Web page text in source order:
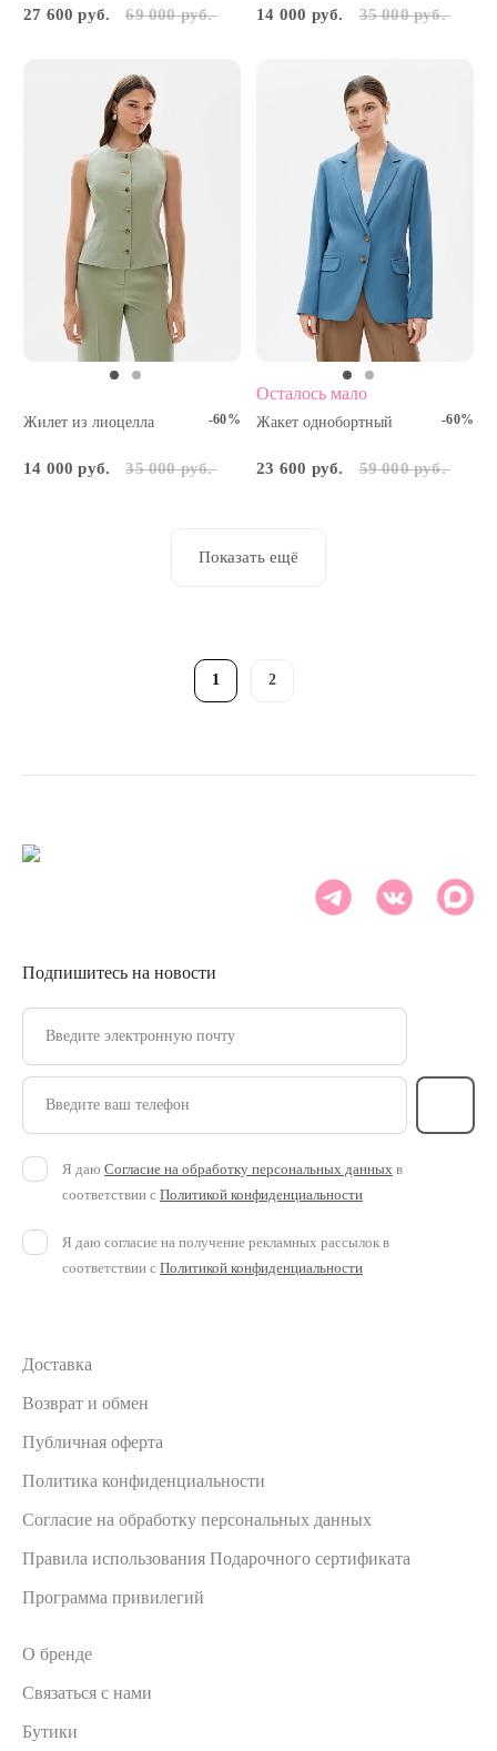
27 600 руб. 69 000 руб. 14 000 руб. 35 000 руб.
Жилет из лиоцелла -60%
14 000 руб. 35 000 руб.
Осталось мало
Жакет однобортный -60%
23 600 руб. 59 000 руб.
Показать ещё
1 2
Доставка
Возврат и обмен
Публичная оферта
Политика конфиденциальности
Согласие на обработку персональных данных
Правила использования Подарочного сертификата
Программа привилегий
О бренде
Связаться с нами
Бутики
Подпишитесь на новости
Введите электронную почту
Введите ваш телефон
Я даю Согласие на обработку персональных данных в
соответствии с Политикой конфиденциальности
Я даю согласие на получение рекламных рассылок в
соответствии с Политикой конфиденциальности